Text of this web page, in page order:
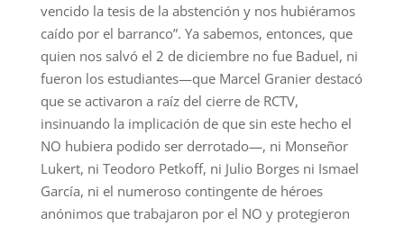
vencido la tesis de la abstención y nos hubiéramos
caído por el barranco”. Ya sabemos, entonces, que
quien nos salvó el 2 de diciembre no fue Baduel, ni
fueron los estudiantes—que Marcel Granier destacó
que se activaron a raíz del cierre de RCTV,
insinuando la implicación de que sin este hecho el
NO hubiera podido ser derrotado—, ni Monseñor
Lukert, ni Teodoro Petkoff, ni Julio Borges ni Ismael
García, ni el numeroso contingente de héroes
anónimos que trabajaron por el NO y protegieron